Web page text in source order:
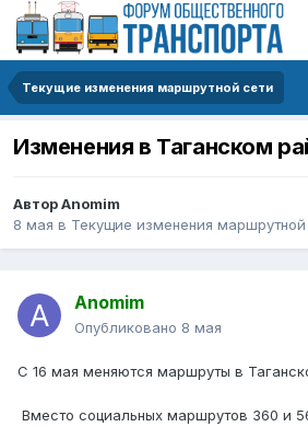
Текущие изменения маршрутной сети
Изменения в Таганском
АвторAnomim
8 мая в Текущие изменения маршрутной
Anomim
Опубликовано 8 мая
С 16 мая меняются маршруты в
Вместо социальных маршрутов 360 и